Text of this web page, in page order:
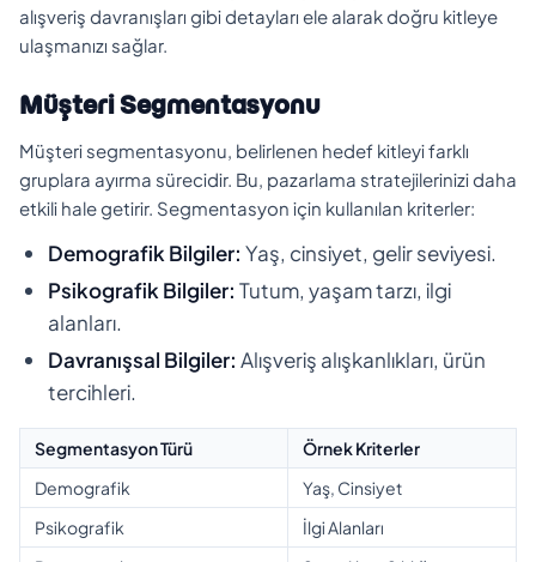
alışveriş davranışları gibi detayları ele alarak doğru kitleye
ulaşmanızı sağlar.
Müşteri Segmentasyonu
Müşteri segmentasyonu, belirlenen hedef kitleyi farklı
gruplara ayırma sürecidir. Bu, pazarlama stratejilerinizi daha
etkili hale getirir. Segmentasyon için kullanılan kriterler:
Demografik Bilgiler: Yaş, cinsiyet, gelir seviyesi.
Psikografik Bilgiler: Tutum, yaşam tarzı, ilgi
alanları.
Davranışsal Bilgiler: Alışveriş alışkanlıkları, ürün
tercihleri.
Segmentasyon Türü
Örnek Kriterler
Demografik
Yaş, Cinsiyet
Psikografik
İlgi Alanları